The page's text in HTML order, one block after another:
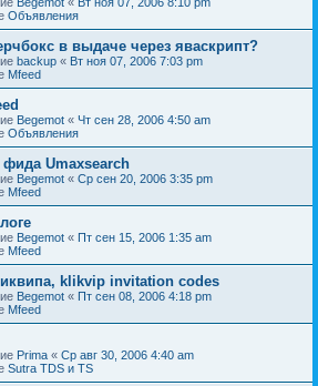
Объявления
в выдаче через яваскрипт?
backup « Вт ноя 07, 2006 7:03 pm
Mfeed
Begemot « Чт сен 28, 2006 4:50 am
Объявления
Umaxsearch
Begemot « Ср сен 20, 2006 3:35 pm
Mfeed
Begemot « Пт сен 15, 2006 1:35 am
Mfeed
klikvip invitation codes
Begemot « Пт сен 08, 2006 4:18 pm
Mfeed
Prima « Ср авг 30, 2006 4:40 am
Sutra TDS и TS